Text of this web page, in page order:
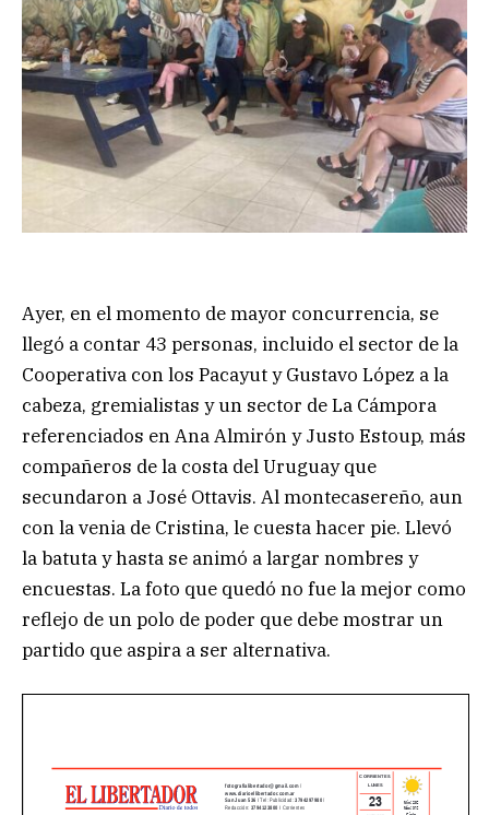
Ayer, en el momento de mayor concurrencia, se
llegó a contar 43 personas, incluido el sector de la
Cooperativa con los Pacayut y Gustavo López a la
cabeza, gremialistas y un sector de La Cámpora
referenciados en Ana Almirón y Justo Estoup, más
compañeros de la costa del Uruguay que
secundaron a José Ottavis. Al montecasereño, aun
con la venia de Cristina, le cuesta hacer pie. Llevó
la batuta y hasta se animó a largar nombres y
encuestas. La foto que quedó no fue la mejor como
reflejo de un polo de poder que debe mostrar un
partido que aspira a ser alternativa.